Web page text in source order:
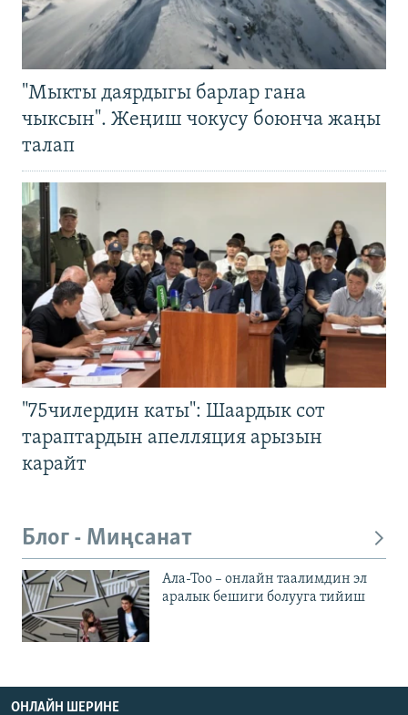
"Мыкты даярдыгы барлар гана
чыксын". Жеңиш чокусу боюнча жаңы
талап
"75чилердин каты": Шаардык сот
тараптардын апелляция арызын
карайт
Блог - Миңсанат
Ала-Тоо – онлайн таалимдин эл
аралык бешиги болууга тийиш
ОНЛАЙН ШЕРИНЕ